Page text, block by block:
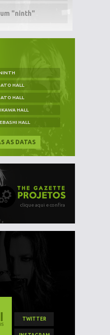
"ninth"
HALL
HALL
HALL
HALL
AS DATAS
clique aqui e confira
TWITTER